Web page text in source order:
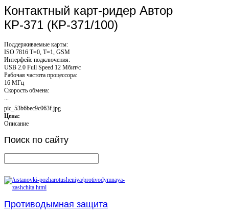
Контактный карт-ридер Автор
КР-371 (КР-371/100)
Поддерживаемые карты:
ISO 7816 T=0, T=1, GSM
Интерфейс подключения:
USB 2.0 Full Speed 12 Мбит/с
Рабочая частота процессора:
16 MГц
Скорость обмена:
pic_53b6bec9c063f.jpg
Цена:
Описание
Поиск по сайту
Противодымная защита